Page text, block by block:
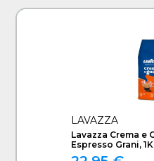
LAVAZZA
Lavazza Crema e
Espresso Grani,